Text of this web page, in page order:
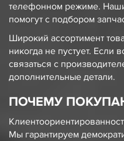
телефонном режиме. Наши
помогут с подбором
Широкий ассортимент
никогда не пустует. Если
связаться с
дополнительные детали.
ПОЧЕМУ
Мы гарантируем